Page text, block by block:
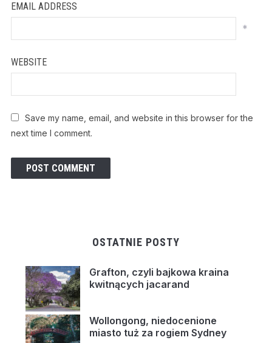
EMAIL ADDRESS
*
WEBSITE
Save my name, email, and website in this browser for the
next time I comment.
OSTATNIE POSTY
Grafton, czyli bajkowa kraina
kwitnących jacarand
Wollongong, niedocenione
miasto tuż za rogiem Sydney